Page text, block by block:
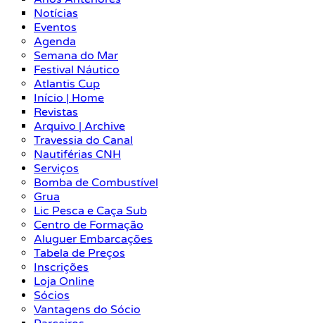
Notícias
Eventos
Agenda
Semana do Mar
Festival Náutico
Atlantis Cup
Início | Home
Revistas
Arquivo | Archive
Travessia do Canal
Nautiférias CNH
Serviços
Bomba de Combustível
Grua
Lic Pesca e Caça Sub
Centro de Formação
Aluguer Embarcações
Tabela de Preços
Inscrições
Loja Online
Sócios
Vantagens do Sócio